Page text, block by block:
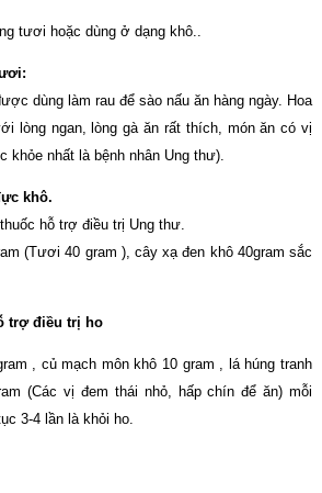
tươi hoặc dùng ở dạng khô..
dùng làm rau để sào nấu ăn hàng ngày. Hoa
lòng ngan, lòng gà ăn rất thích, món ăn có vị
khỏe nhất là bệnh nhân Ung thư).
khô.
hỗ trợ điều trị Ung thư.
(Tươi 40 gram ), cây xạ đen khô 40gram sắc
trợ điều trị ho
, củ mạch môn khô 10 gram , lá húng tranh
(Các vị đem thái nhỏ, hấp chín để ăn) mỗi
3-4 lần là khỏi ho.